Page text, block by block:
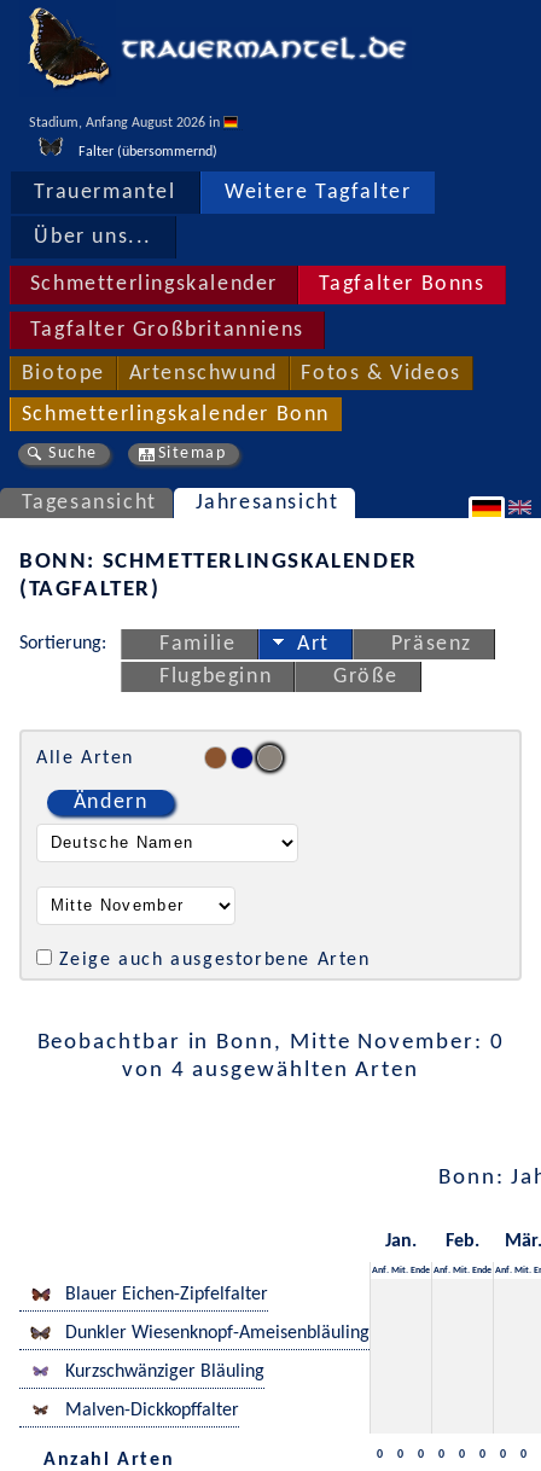
Stadium, Anfang August 2026 in
Falter (übersommernd)
Trauermantel Weitere Tagfalter
Über uns...
Schmetterlingskalender Tagfalter Bonns
Tagfalter Großbritanniens
Biotope Artenschwund Fotos & Videos
Schmetterlingskalender Bonn
Suche Sitemap
Tagesansicht Jahresansicht
BONN: SCHMETTERLINGSKALENDER
(TAGFALTER)
Sortierung: Familie Art
Präsenz
Flugbeginn
Größe
Alle Arten
Ändern
Zeige auch ausgestorbene Arten
Beobachtbar in Bonn, Mitte November: 0
von 4 ausgewählten Arten
Bonn:
Jan. Feb. Mär.
Anf. Mit. Ende Anf. Mit. Ende Anf. Mit.
Blauer Eichen-Zipfelfalter
Dunkler Wiesenknopf-Ameisenbläuling
Kurzschwänziger Bläuling
Malven-Dickkopffalter
Anzahl Arten 0 0 0 0 0 0 0 0